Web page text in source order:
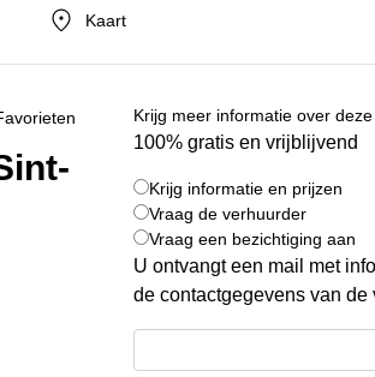
Kaart
Krijg meer informatie over
100% gratis en vrijblijvend
Krijg informatie en prijzen
Vraag de verhuurder
Vraag een bezichtiging aan
U ontvangt een mail met
de contactgegevens van de